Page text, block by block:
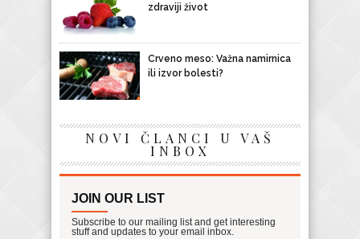
zdraviji život
Crveno meso: Važna namirnica
ili izvor bolesti?
NOVI ČLANCI U VAŠ
INBOX
JOIN OUR LIST
Subscribe to our mailing list and get interesting
stuff and updates to your email inbox.